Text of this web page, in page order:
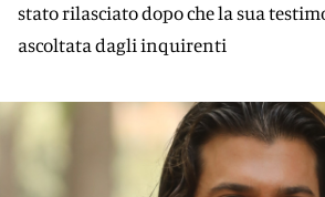
stato rilasciato dopo che la sua
ascoltata dagli inquirenti